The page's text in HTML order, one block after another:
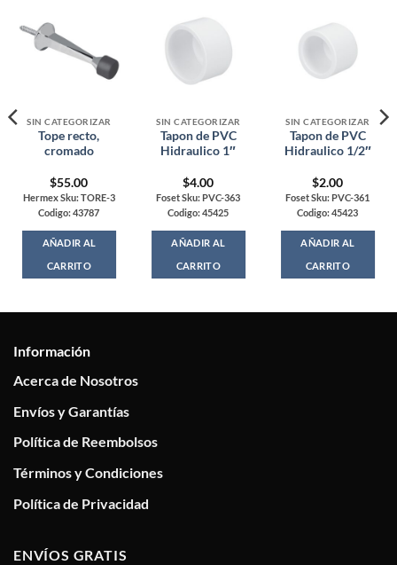
SIN CATEGORIZAR
Tope recto,
cromado
$55.00
Hermex Sku: TORE-3
Codigo: 43787
AÑADIR AL
CARRITO
SIN CATEGORIZAR
Tapon de PVC
Hidraulico 1″
$4.00
Foset Sku: PVC-363
Codigo: 45425
AÑADIR AL
CARRITO
SIN CATEGORIZAR
Tapon de PVC
Hidraulico 1/2″
$2.00
Foset Sku: PVC-361
Codigo: 45423
AÑADIR AL
CARRITO
Información
Acerca de Nosotros
Envíos y Garantías
Política de Reembolsos
Términos y Condiciones
Política de Privacidad
ENVÍOS GRATIS